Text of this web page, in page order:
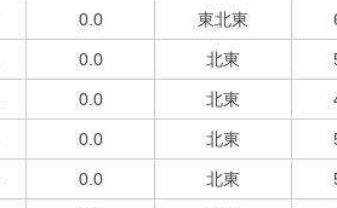
0.0 東北東
0.0 北東
0.0 北東
0.0 北東
0.0 北東